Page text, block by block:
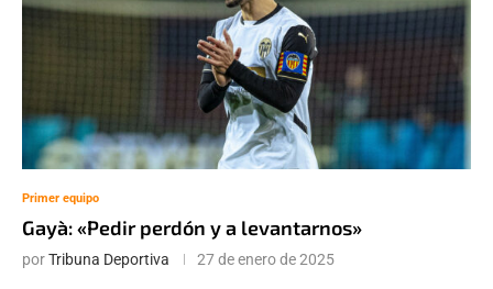
Primer equipo
Gayà: «Pedir perdón y a levantarnos»
porTribuna Deportiva 27 de enero de 2025